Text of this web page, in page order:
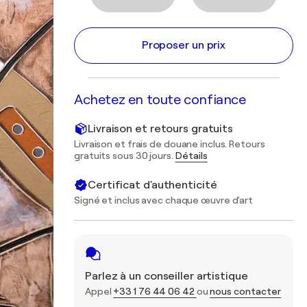
Proposer un prix
Achetez en toute confiance
Livraison et retours gratuits
Livraison et frais de douane inclus. Retours
gratuits sous 30 jours. Détails
Certificat d'authenticité
Signé et inclus avec chaque œuvre d'art
Parlez à un conseiller artistique
Appel +33 1 76 44 06 42 ounous contacter